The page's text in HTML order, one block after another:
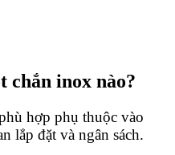
chắn inox nào?
hợp phụ thuộc vào
lắp đặt và ngân sách.